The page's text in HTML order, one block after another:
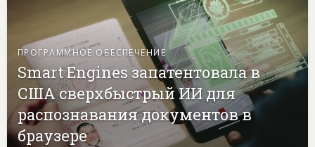
ПРОГРАММНОЕ ОБЕСПЕЧЕНИЕ
Smart Engines запатентовала в
США сверхбыстрый ИИ для
распознавания документов в
браузере